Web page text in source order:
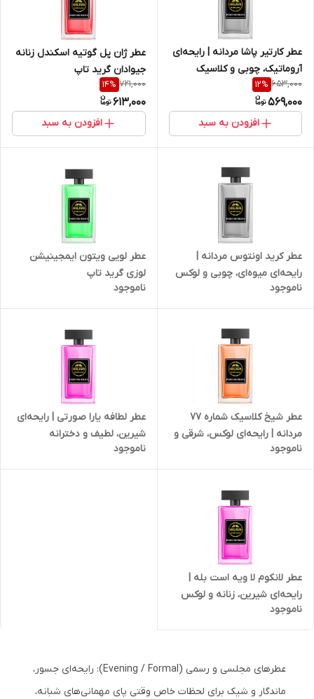
عطر کارتیر پاشا مردانه | رایحه‌ای
آروماتیک، چوبی و کلاسیک
653,000
12%
569,000
افزودن به سبد
عطر ژان پل گوتیه اسکندل زنانه
جیوادان گرید تاپ
721,000
14%
613,000
افزودن به سبد
عطر کرید اونتوس مردانه |
رایحه‌ای میوه‌ای، چوبی و لوکس
ناموجود
عطر لویی ویتون ایمجینیشن
لوزی گرید تاپ
ناموجود
عطر شیخ کلاسیک شماره 77
مردانه | رایحه‌ای لوکس، شرقی و
ماندگار
ناموجود
عطر لطافه یارا صورتی | رایحه‌ای
شیرین، لطیف و دخترانه
ناموجود
عطر لانکوم لا ویه است بله |
رایحه‌ای شیرین، زنانه و لوکس
ناموجود
عطرهای مجلسی و رسمی (Evening / Formal): رایحه‌ای جسور،
ماندگار و شیک برای لحظات خاص وقتی پای مهمانی‌های شبانه،